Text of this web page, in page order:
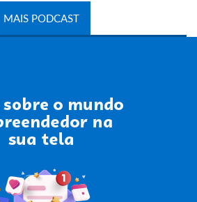
MAIS PODCAST